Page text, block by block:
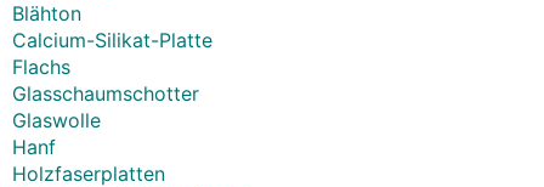
Blähton
Calcium-Silikat-Platte
Flachs
Glasschaumschotter
Glaswolle
Hanf
Holzfaserplatten